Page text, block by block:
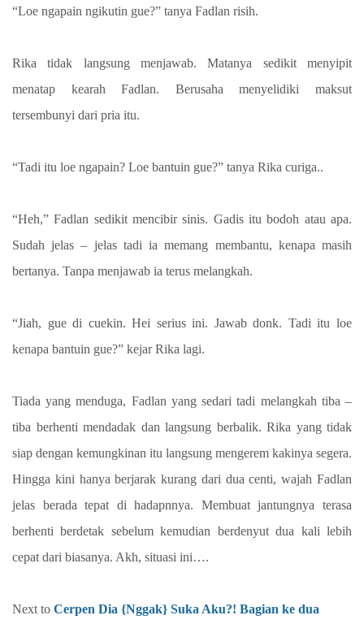
“Loe ngapain ngikutin gue?” tanya Fadlan risih.
Rika tidak langsung menjawab. Matanya sedikit menyipit
menatap kearah Fadlan. Berusaha menyelidiki maksut
tersembunyi dari pria itu.
“Tadi itu loe ngapain? Loe bantuin gue?” tanya Rika curiga..
“Heh,” Fadlan sedikit mencibir sinis. Gadis itu bodoh atau apa.
Sudah jelas – jelas tadi ia memang membantu, kenapa masih
bertanya. Tanpa menjawab ia terus melangkah.
“Jiah, gue di cuekin. Hei serius ini. Jawab donk. Tadi itu loe
kenapa bantuin gue?” kejar Rika lagi.
Tiada yang menduga, Fadlan yang sedari tadi melangkah tiba –
tiba berhenti mendadak dan langsung berbalik. Rika yang tidak
siap dengan kemungkinan itu langsung mengerem kakinya segera.
Hingga kini hanya berjarak kurang dari dua centi, wajah Fadlan
jelas berada tepat di hadapnnya. Membuat jantungnya terasa
berhenti berdetak sebelum kemudian berdenyut dua kali lebih
cepat dari biasanya. Akh, situasi ini….
Next to Cerpen Dia {Nggak} Suka Aku?! Bagian ke dua